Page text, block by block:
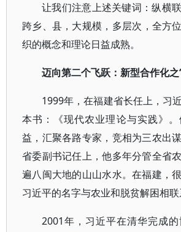
让我们注意上述关键词：纵横
跨乡、县，大规模，多层次，全
织的概念和理论日益成熟。
迈向第二个飞跃：新型合作化之
1999年，在福建省长任上，习
本书：《现代农业理论与实践》
益，汇聚各路专家，竞相为三农出
省委副书记任上，他多年分管全省
遍八闽大地的山山水水。在福建，
习近平的名字与农业和脱贫解困相
2001年，习近平在清华完成